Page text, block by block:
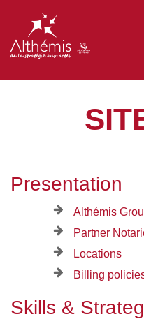
Presentation
Althémis
Partner
Locations
Billing
Skills &